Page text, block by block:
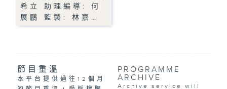
希立 助理編導: 何
展鵬 監製: 林嘉…
節目重溫
本平台提供過往12個月
PROGRAMME
ARCHIVE
Archive service will